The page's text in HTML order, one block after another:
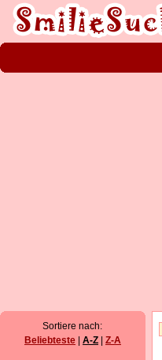
Sortiere nach:
Beliebteste
A-Z Z-A